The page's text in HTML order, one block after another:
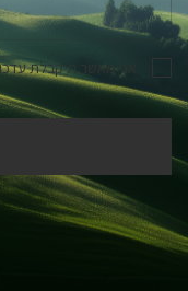
אני מאשר.ת קבלת